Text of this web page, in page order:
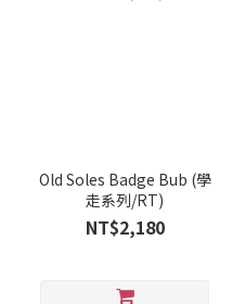
Old Soles Badge Bub (學
走系列/RT)
NT$2,180